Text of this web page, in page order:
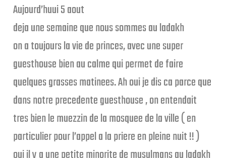
Aujourd’huui 5 aout
deja une semaine que nous sommes au ladakh
on a toujours la vie de princes, avec une super
guesthouse bien au calme qui permet de faire
quelques grasses matinees. Ah oui je dis ca parce que
dans notre precedente guesthouse , on entendait
tres bien le muezzin de la mosquee de la ville ( en
particulier pour l’appel a la priere en pleine nuit !! )